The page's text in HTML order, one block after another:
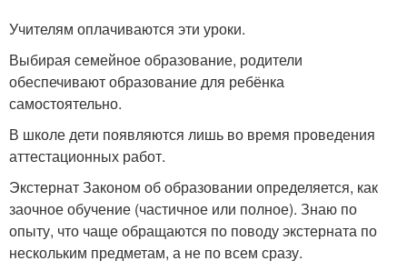
Учителям оплачиваются эти уроки.
Выбирая семейное образование, родители
обеспечивают образование для ребёнка
самостоятельно.
В школе дети появляются лишь во время проведения
аттестационных работ.
Экстернат Законом об образовании определяется, как
заочное обучение (частичное или полное). Знаю по
опыту, что чаще обращаются по поводу экстерната по
нескольким предметам, а не по всем сразу.